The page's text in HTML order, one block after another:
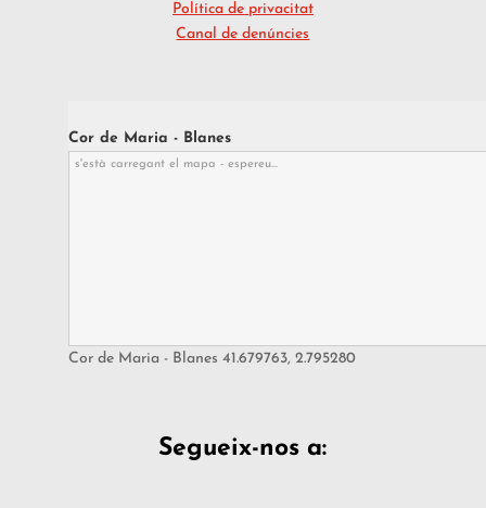
Política de privacitat
Canal de denúncies
Cor de Maria - Blanes
s'està carregant el mapa - espereu...
Cor de Maria - Blanes 41.679763, 2.795280
Segueix-nos a: